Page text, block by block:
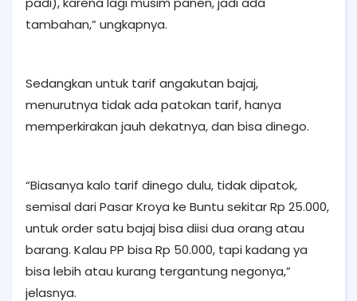
tambahan,” ungkapnya.
Sedangkan untuk tarif angakutan bajaj,
menurutnya tidak ada patokan tarif, hanya
memperkirakan jauh dekatnya, dan bisa dinego.
“Biasanya kalo tarif dinego dulu, tidak dipatok,
semisal dari Pasar Kroya ke Buntu sekitar Rp 25.000,
untuk order satu bajaj bisa diisi dua orang atau
barang. Kalau PP bisa Rp 50.000, tapi kadang ya
bisa lebih atau kurang tergantung negonya,”
jelasnya.